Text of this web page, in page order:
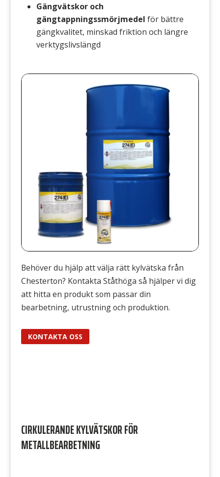
Gängvätskor och
gängtappningssmörjmedel för bättre
gängkvalitet, minskad friktion och längre
verktygslivslängd
Behöver du hjälp att välja rätt kylvätska från
Chesterton? Kontakta Ståthöga så hjälper vi dig
att hitta en produkt som passar din
bearbetning, utrustning och produktion.
KONTAKTA OSS
CIRKULERANDE KYLVÄTSKOR FÖR
METALLBEARBETNING